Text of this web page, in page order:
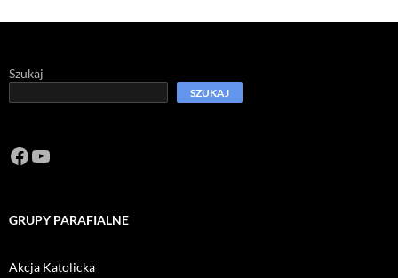
Szukaj
SZUKAJ
Facebook
https://www.youtube.com/channel/
GRUPY PARAFIALNE
Akcja Katolicka